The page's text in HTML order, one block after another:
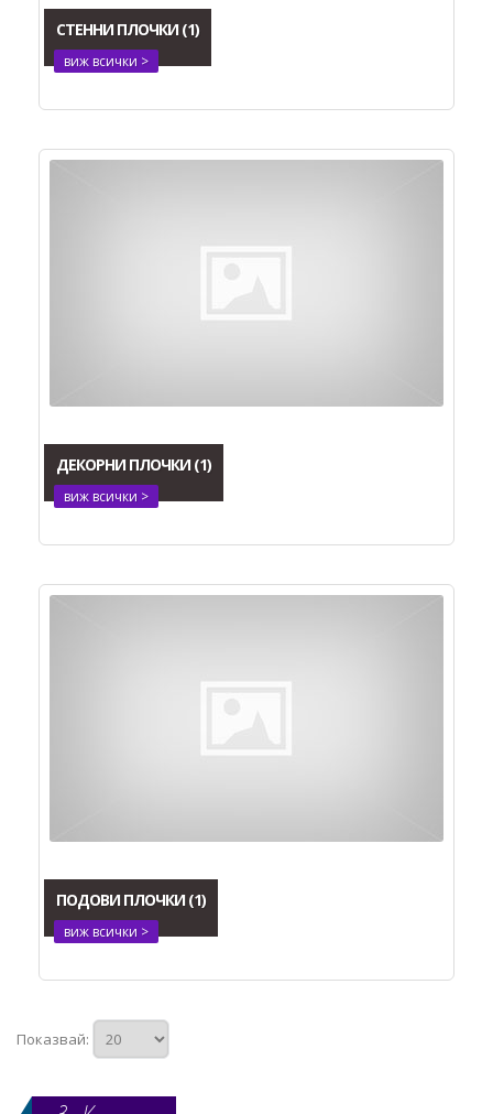
СТЕННИ ПЛОЧКИ(1)
виж всички >
ДЕКОРНИ ПЛОЧКИ(1)
виж всички >
ПОДОВИ ПЛОЧКИ(1)
виж всички >
Показвай: